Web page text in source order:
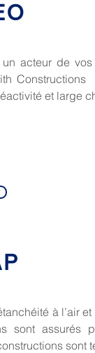
un acteur de
et large
à l’air
sont assurés
sont